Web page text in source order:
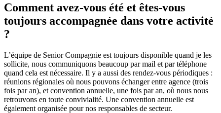
Comment avez-vous été et êtes-vous
toujours accompagnée dans votre activité
?
L’équipe de Senior Compagnie est toujours disponible quand je les
sollicite, nous communiquons beaucoup par mail et par téléphone
quand cela est nécessaire. Il y a aussi des rendez-vous périodiques :
réunions régionales où nous pouvons échanger entre agence (trois
fois par an), et convention annuelle, une fois par an, où nous nous
retrouvons en toute convivialité. Une convention annuelle est
également organisée pour nos responsables de secteur.